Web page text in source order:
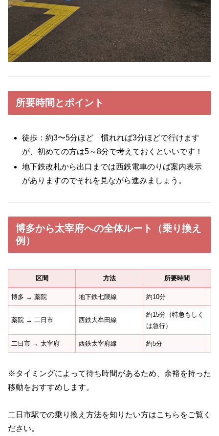
所要時間とポイント
徒歩：約3〜5分ほど 慣れれば3分ほどで行けます
が、初めての方は5～8分で考えておくといいです！
地下鉄改札から出口までは西鉄電車のりば案内表示
がありますのでそれを見ながら進みましょう。
博多から太宰府への全体ルート（乗り換え
例）
区間 方法 所要時間
博多 → 薬院 地下鉄七隈線 約10分
薬院 → 二日市 西鉄大牟田線
約15分（特急もしく
は急行）
二日市 → 太宰府 西鉄太宰府線 約5分
※タイミングによって待ち時間があるため、余裕を持った
移動をおすすめします。
二日市駅での乗り換え方法を知りたい方はこちらをご覧く
ださい。